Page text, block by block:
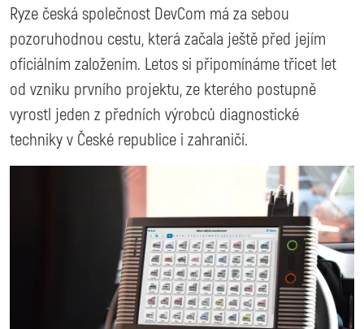
Ryze česká společnost DevCom má za sebou
pozoruhodnou cestu, která začala ještě před jejím
oficiálním založením. Letos si připomínáme třicet let
od vzniku prvního projektu, ze kterého postupně
vyrostl jeden z předních výrobců diagnostické
techniky v České republice i zahraničí.